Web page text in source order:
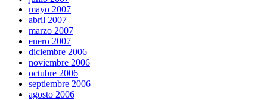
mayo 2007
abril 2007
marzo 2007
enero 2007
diciembre 2006
noviembre 2006
octubre 2006
septiembre 2006
agosto 2006